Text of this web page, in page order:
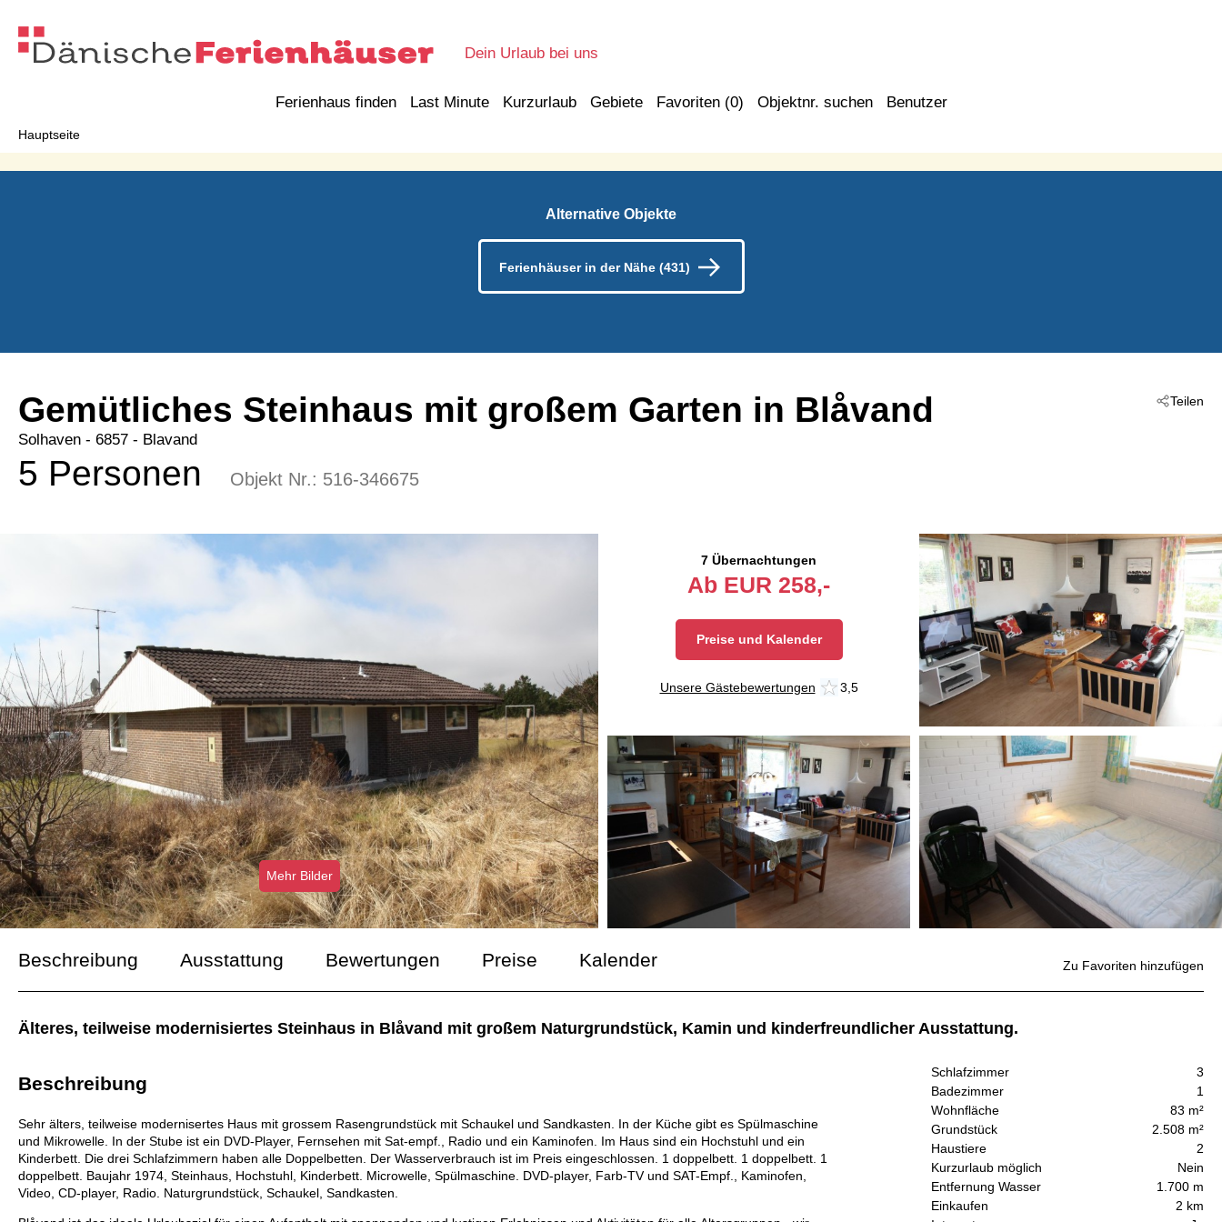
Dein Urlaub bei uns
Ferienhaus finden Last Minute Kurzurlaub Gebiete Favoriten (0) Objektnr. suchen Benutzer
Hauptseite
Alternative Objekte
Ferienhäuser in der Nähe (431)
Teilen
Gemütliches Steinhaus mit großem Garten in Blåvand
Solhaven - 6857 - Blavand
5 Personen Objekt Nr.: 516-346675
Mehr Bilder
7 Übernachtungen
Ab EUR 258,-
Preise und Kalender
Unsere Gästebewertungen 3,5
Beschreibung Ausstattung Bewertungen Preise Kalender
Älteres, teilweise modernisiertes Steinhaus in Blåvand mit großem Naturgrundstück, Kamin und kinderfreundlicher Ausstattung.
Schlafzimmer
3
Badezimmer
1
Wohnfläche
83 m²
Grundstück
2.508 m²
Haustiere
2
Kurzurlaub möglich
Nein
Entfernung Wasser
1.700 m
Einkaufen
2 km
Zu Favoriten hinzufügen
Beschreibung
Sehr älters, teilweise modernisertes Haus mit grossem Rasengrundstück mit Schaukel und Sandkasten. In der Küche gibt es Spülmaschine
und Mikrowelle. In der Stube ist ein DVD-Player, Fernsehen mit Sat-empf., Radio und ein Kaminofen. Im Haus sind ein Hochstuhl und ein
Kinderbett. Die drei Schlafzimmern haben alle Doppelbetten. Der Wasserverbrauch ist im Preis eingeschlossen. 1 doppelbett. 1 doppelbett. 1
doppelbett. Baujahr 1974, Steinhaus, Hochstuhl, Kinderbett. Microwelle, Spülmaschine. DVD-player, Farb-TV und SAT-Empf., Kaminofen,
Video, CD-player, Radio. Naturgrundstück, Schaukel, Sandkasten.